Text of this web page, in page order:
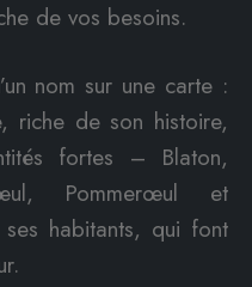
de vos besoins.
nom sur une carte :
riche de son histoire,
fortes – Blaton,
Pommerœul et
habitants, qui font